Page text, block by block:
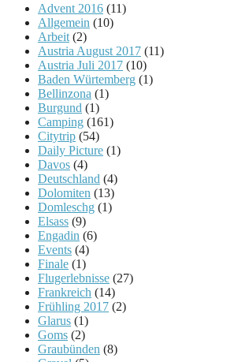
Advent 2016 (11)
Allgemein (10)
Arbeit (2)
Austria August 2017 (11)
Austria Juli 2017 (10)
Baden Würtemberg (1)
Bellinzona (1)
Burgund (1)
Camping (161)
Citytrip (54)
Daily Picture (1)
Davos (4)
Deutschland (4)
Dolomiten (13)
Domleschg (1)
Elsass (9)
Engadin (6)
Events (4)
Finale (1)
Flugerlebnisse (27)
Frankreich (14)
Frühling 2017 (2)
Glarus (1)
Goms (2)
Graubünden (8)